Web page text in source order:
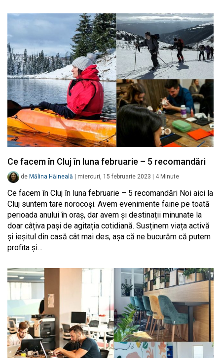
Ce facem în Cluj în luna februarie – 5 recomandări
de Mălina Hăineală miercuri, 15 februarie 2023 4 Minute
Ce facem în Cluj în luna februarie – 5 recomandări Noi aici la
Cluj suntem tare norocoși. Avem evenimente faine pe toată
perioada anului în oraș, dar avem și destinații minunate la
doar câțiva pași de agitația cotidiană. Susținem viața activă
și ieșitul din casă cât mai des, așa că ne bucurăm că putem
profita și…